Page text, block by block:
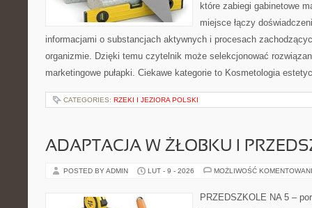
które zabiegi gabinetowe
miejsce łączy
informacjami o substancjach aktywnych i procesach
organizmie. Dzięki temu czytelnik może selekcjonować
marketingowe pułapki. Ciekawe kategorie to Kosmetologia
CATEGORIES: RZEKI I JEZIORA POLSKI
ADAPTACJA W ŻŁOBKU I
POSTED BY ADMIN LUT - 9 - 2026 MOŻLIWOŚĆ
PRZEDSZKOLE NA 5 –